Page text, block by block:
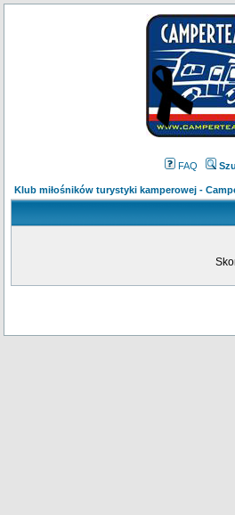
FAQ
Klub miłośników turystyki kamperowej -